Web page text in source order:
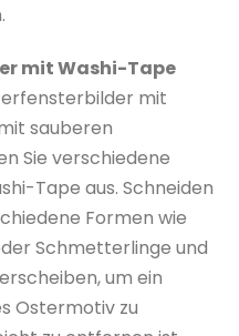
mit Washi-Tape
mit
sauberen
Sie verschiedene
Tape aus. Schneiden
Formen wie
Schmetterlinge und
um ein
Ostermotiv zu